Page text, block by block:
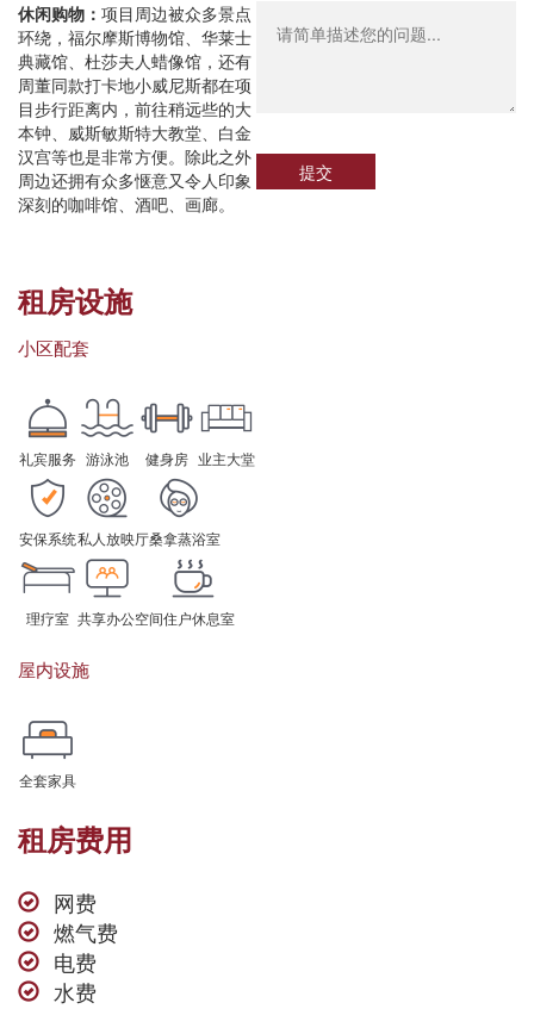
休闲购物： 项目周边被众多景点
环绕，福尔摩斯博物馆、华莱士
典藏馆、杜莎夫人蜡像馆，还有
周董同款打卡地小威尼斯都在项
目步行距离内，前往稍远些的大
本钟、威斯敏斯特大教堂、白金
汉宫等也是非常方便。除此之外
周边还拥有众多惬意又令人印象
深刻的咖啡馆、酒吧、画廊。
租房设施
小区配套
礼宾服务 游泳池 健身房 业主大堂
安保系统私人放映厅桑拿蒸浴室
理疗室 共享办公空间住户休息室
屋内设施
全套家具
租房费用
网费
燃气费
电费
水费
提交